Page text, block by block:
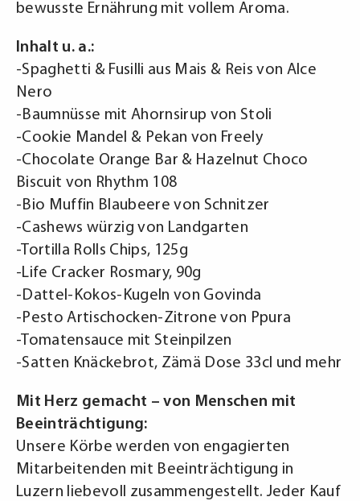
bewusste Ernährung mit vollem Aroma.
Inhalt u. a.:
-Spaghetti & Fusilli aus Mais & Reis von Alce
Nero
-Baumnüsse mit Ahornsirup von Stoli
-Cookie Mandel & Pekan von Freely
-Chocolate Orange Bar & Hazelnut Choco
Biscuit von Rhythm 108
-Bio Muffin Blaubeere von Schnitzer
-Cashews würzig von Landgarten
-Tortilla Rolls Chips, 125g
-Life Cracker Rosmary, 90g
-Dattel-Kokos-Kugeln von Govinda
-Pesto Artischocken-Zitrone von Ppura
-Tomatensauce mit Steinpilzen
-Satten Knäckebrot, Zämä Dose 33cl und mehr
Mit Herz gemacht – von Menschen mit
Beeinträchtigung:
Unsere Körbe werden von engagierten
Mitarbeitenden mit Beeinträchtigung in
Luzern liebevoll zusammengestellt. Jeder Kauf